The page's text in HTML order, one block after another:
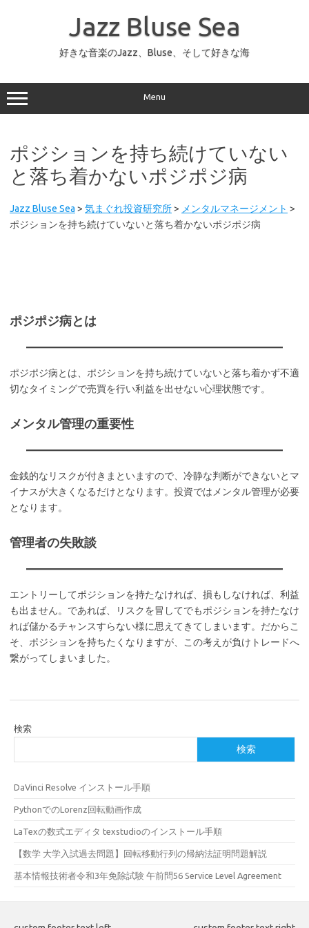
ッ
プ
Jazz Bluse Sea
好きな音楽のJazz、Bluse、そして好きな海
Menu
ポジションを持ち続けていない
と落ち着かないポジポジ病
Jazz Bluse Sea > 気まぐれ投資研究所> メンタルマネージメント >
ポジションを持ち続けていないと落ち着かないポジポジ病
ポジポジ病とは
ポジポジ病とは、ポジションを持ち続けていないと落ち着かず不適
切なタイミングで売買を行い利益を出せない心理状態です。
メンタル管理の重要性
金銭的なリスクが付きまといますので、冷静な判断ができないとマ
イナスが大きくなるだけとなります。投資ではメンタル管理が必要
となります。
管理者の失敗談
エントリーしてポジションを持たなければ、損もしなければ、利益
も出ません。であれば、リスクを冒してでもポジションを持たなけ
れば儲かるチャンスすらない様に思えてきてしまいます。だからこ
そ、ポジションを持ちたくなりますが、この考えが負けトレードへ
繋がってしまいました。
検索
検索
DaVinci Resolve インストール手順
PythonでのLorenz回転動画作成
LaTexの数式エディタ texstudioのインストール手順
【数学 大学入試過去問題】回転移動行列の帰納法証明問題解説
基本情報技術者令和3年免除試験 午前問56 Service Level Agreement